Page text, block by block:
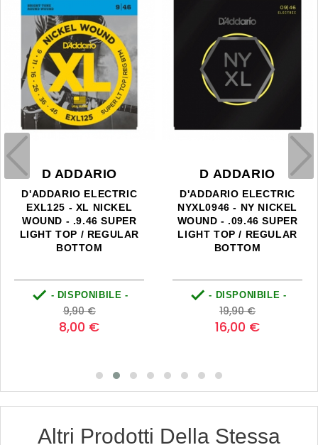
D ADDARIO
D'ADDARIO ELECTRIC
EXL125 - XL NICKEL
WOUND - .9.46 SUPER
LIGHT TOP / REGULAR
BOTTOM
 - DISPONIBILE -
Prezzo
base
9,90 €Prezzo
8,00 €
D ADDARIO
D'ADDARIO ELECTRIC
NYXL0946 - NY NICKEL
WOUND - .09.46 SUPER
LIGHT TOP / REGULAR
BOTTOM
 - DISPONIBILE -
Prezzo
base
19,90 €Prezzo
16,00 €
Altri Prodotti Della Stessa